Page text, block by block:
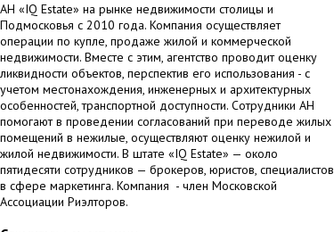
АН «IQ Estate» на рынке недвижимости столицы и
Подмосковья с 2010 года. Компания осуществляет
операции по купле, продаже жилой и коммерческой
недвижимости. Вместе с этим, агентство проводит оценку
ликвидности объектов, перспектив его использования - с
учетом местонахождения, инженерных и архитектурных
особенностей, транспортной доступности. Сотрудники АН
помогают в проведении согласований при переводе жилых
помещений в нежилые, осуществляют оценку нежилой и
жилой недвижимости. В штате «IQ Estate» — около
пятидесяти сотрудников — брокеров, юристов, специалистов
в сфере маркетинга. Компания - член Московской
Ассоциации Риэлторов.